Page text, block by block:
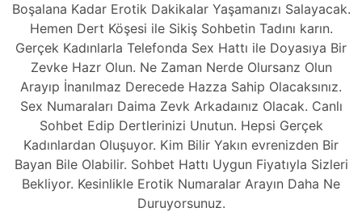
Boşalana Kadar Erotik Dakikalar Yaşamanızı Salayacak.
Hemen Dert Köşesi ile Sikiş Sohbetin Tadını karın.
Gerçek Kadınlarla Telefonda Sex Hattı ile Doyasıya Bir
Zevke Hazr Olun. Ne Zaman Nerde Olursanz Olun
Arayıp İnanılmaz Derecede Hazza Sahip Olacaksınız.
Sex Numaraları Daima Zevk Arkadaınız Olacak. Canlı
Sohbet Edip Dertlerinizi Unutun. Hepsi Gerçek
Kadınlardan Oluşuyor. Kim Bilir Yakın evrenizden Bir
Bayan Bile Olabilir. Sohbet Hattı Uygun Fiyatıyla Sizleri
Bekliyor. Kesinlikle Erotik Numaralar Arayın Daha Ne
Duruyorsunuz.